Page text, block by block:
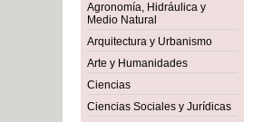
Agronomía, Hidráulica y
Medio Natural
Arquitectura y Urbanismo
Arte y Humanidades
Ciencias
Ciencias Sociales y Jurídicas